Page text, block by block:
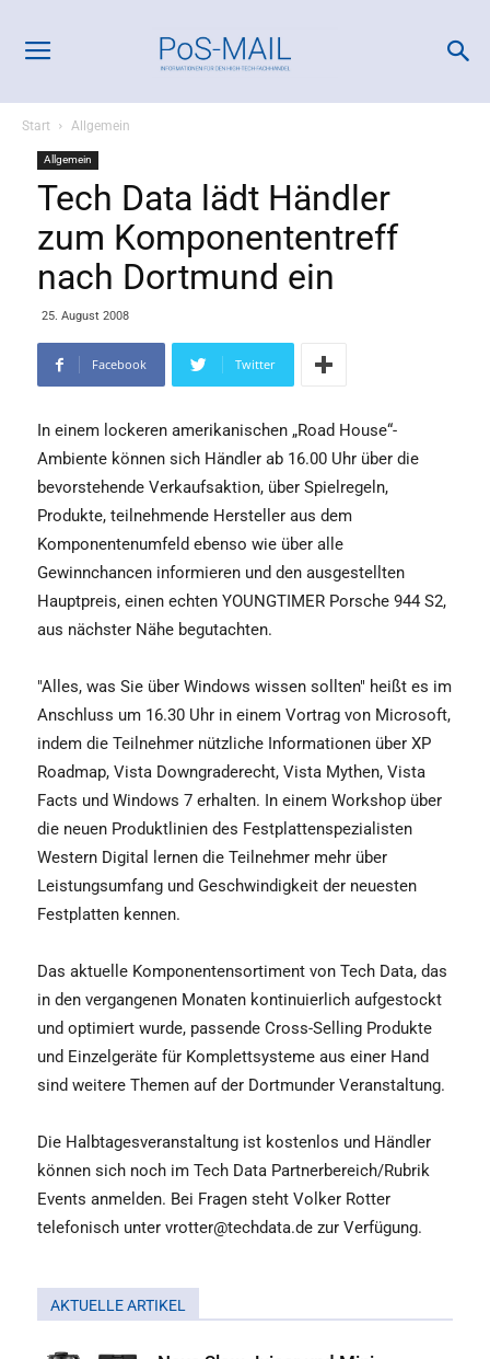
Start Allgemein
Allgemein
Tech Data lädt Händler
zum Komponententreff
nach Dortmund ein
25. August 2008
Facebook Twitter
In einem lockeren amerikanischen „Road House“-
Ambiente können sich Händler ab 16.00 Uhr über die
bevorstehende Verkaufsaktion, über Spielregeln,
Produkte, teilnehmende Hersteller aus dem
Komponentenumfeld ebenso wie über alle
Gewinnchancen informieren und den ausgestellten
Hauptpreis, einen echten YOUNGTIMER Porsche 944 S2,
aus nächster Nähe begutachten.
"Alles, was Sie über Windows wissen sollten" heißt es im
Anschluss um 16.30 Uhr in einem Vortrag von Microsoft,
indem die Teilnehmer nützliche Informationen über XP
Roadmap, Vista Downgraderecht, Vista Mythen, Vista
Facts und Windows 7 erhalten. In einem Workshop über
die neuen Produktlinien des Festplattenspezialisten
Western Digital lernen die Teilnehmer mehr über
Leistungsumfang und Geschwindigkeit der neuesten
Festplatten kennen.
Das aktuelle Komponentensortiment von Tech Data, das
in den vergangenen Monaten kontinuierlich aufgestockt
und optimiert wurde, passende Cross-Selling Produkte
und Einzelgeräte für Komplettsysteme aus einer Hand
sind weitere Themen auf der Dortmunder Veranstaltung.
Die Halbtagesveranstaltung ist kostenlos und Händler
können sich noch im Tech Data Partnerbereich/Rubrik
Events anmelden. Bei Fragen steht Volker Rotter
telefonisch unter vrotter@techdata.de zur Verfügung.
AKTUELLE ARTIKEL